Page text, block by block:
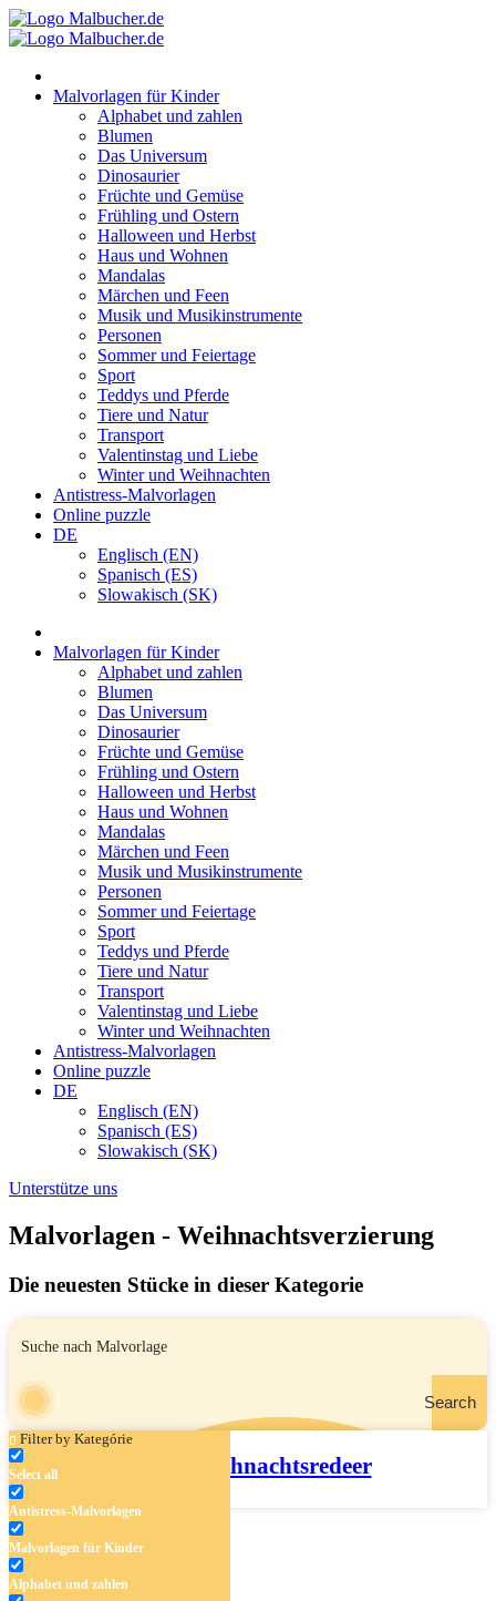
Zum
Inhalt
Malvorlagen für Kinder
Alphabet und zahlen
Blumen
Das Universum
Dinosaurier
Früchte und Gemüse
Frühling und Ostern
Halloween und Herbst
Haus und Wohnen
Mandalas
Märchen und Feen
Musik und Musikinstrumente
Personen
Sommer und Feiertage
Sport
Teddys und Pferde
Tiere und Natur
Transport
Valentinstag und Liebe
Winter und Weihnachten
Antistress-Malvorlagen
Online puzzle
DE
Englisch (EN)
Spanisch (ES)
Slowakisch (SK)
Malvorlagen für Kinder
Alphabet und zahlen
Blumen
Das Universum
Dinosaurier
Früchte und Gemüse
Frühling und Ostern
Halloween und Herbst
Haus und Wohnen
Mandalas
Märchen und Feen
Musik und Musikinstrumente
Personen
Sommer und Feiertage
Sport
Teddys und Pferde
Tiere und Natur
Transport
Valentinstag und Liebe
Winter und Weihnachten
Antistress-Malvorlagen
Online puzzle
DE
Englisch (EN)
Spanisch (ES)
Slowakisch (SK)
Unterstütze uns
Malvorlagen - Weihnachtsverzierung
Die neuesten Stücke in dieser Kategorie
Search
Filter by Kategórie
Select all
Antistress-Malvorlagen
Malvorlagen für Kinder
Alphabet und zahlen
Weihnachtsredeer